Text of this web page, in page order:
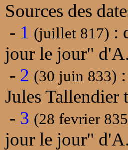
Sources des
- 1 (juillet 817) :
jour le jour"
- 2 (30 juin 833)
Jules Tallendier
- 3 (28 fevrier
jour le jour"